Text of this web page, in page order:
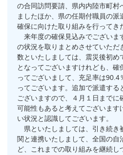
の合同訪問要請、県内内陸市町村
ましたほか、県の任期付職員の
確保に向けた取り組みを行ってき
来年度の確保見込みでございま
の状況を取りまとめさせていただ
数といたしましては、震災後初め
となってございますけれども、確
ってございまして、充足率は90.4
ってございます。追加で派遣する
ございますので、４月１日まで
可能性もあると考えてございます
い状況と認識してございます。
県といたしましては、引き続き
関と連携いたしまして、全国の自
ど、これまでの取り組みを継続し